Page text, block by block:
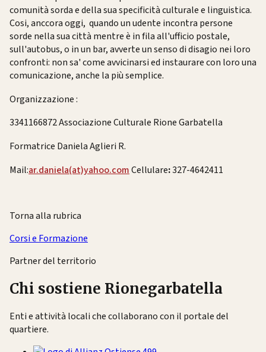
comunità sorda e della sua specificità culturale e linguistica.
Cosi, anccora oggi, quando un udente incontra persone
sorde nella sua città mentre è in fila all'ufficio postale,
sull'autobus, o in un bar, avverte un senso di disagio nei loro
confronti: non sa' come avvicinarsi ed instaurare con loro una
comunicazione, anche la più semplice.
Organizzazione:
3341166872 Associazione Culturale Rione Garbatella
Formatrice Daniela Aglieri R.
Mail:ar.daniela(at)yahoo.comCellulare:327-4642411
Torna alla rubrica
Corsi e Formazione
Partner del territorio
Chi sostiene Rionegarbatella
Enti e attività locali che collaborano con il portale del
quartiere.